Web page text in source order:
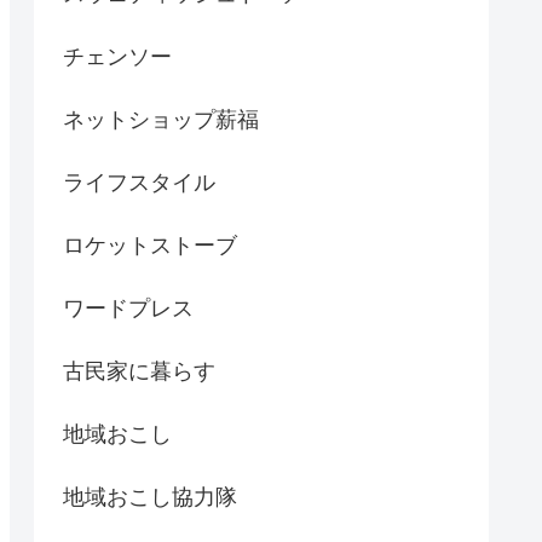
チェンソー
ネットショップ薪福
ライフスタイル
ロケットストーブ
ワードプレス
古民家に暮らす
地域おこし
地域おこし協力隊